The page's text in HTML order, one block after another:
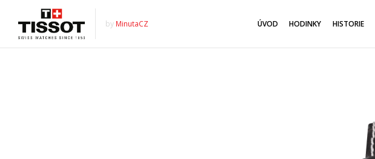
by MinutaCZ ÚVOD HODINKY HISTORIE